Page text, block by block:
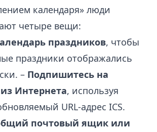
календаря» люди
четыре вещи:
праздников, чтобы
праздники отображались
– Подпишитесь на
Интернета, используя
URL-адрес ICS.
почтовый ящик или